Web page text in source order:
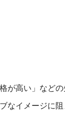
が高い」など
イメージに阻